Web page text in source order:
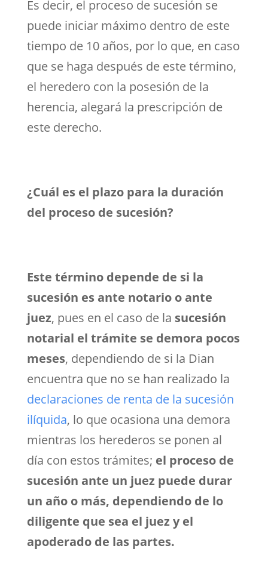
Es decir, el proceso de sucesión se
puede iniciar máximo dentro de este
tiempo de 10 años, por lo que, en caso
que se haga después de este término,
el heredero con la posesión de la
herencia, alegará la prescripción de
este derecho.
¿Cuál es el plazo para la duración
del proceso de sucesión?
Este término depende de si la
sucesión es ante notario o ante
juez, pues en el caso de la sucesión
notarial el trámite se demora pocos
meses, dependiendo de si la Dian
encuentra que no se han realizado la
declaraciones de renta de la sucesión
ilíquida, lo que ocasiona una demora
mientras los herederos se ponen al
día con estos trámites; el proceso de
sucesión ante un juez puede durar
un año o más, dependiendo de lo
diligente que sea el juez y el
apoderado de las partes.